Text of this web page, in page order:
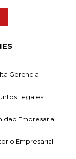
Gerencia
Legales
Empresarial
Empresarial